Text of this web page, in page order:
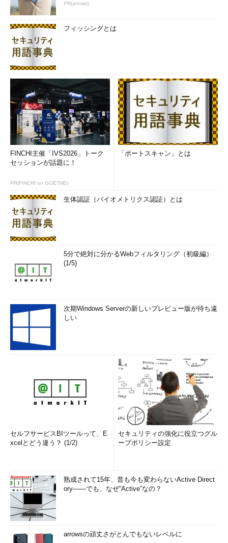
PR(arrows)
フィッシングとは
FINCHI主催「IVS2026」トーク
セッションが話題に！
PR(FINCHI on GOETHE)
「ポートスキャン」とは
生体認証（バイオメトリクス認証）とは
5分で絶対に分かるWebフィルタリング（初級編）
(1/5)
次期Windows Serverの新しいプレビュー版が待ち遠
しい
セルフサービスBIツールって、E
xcelとどう違う？ (1/2)
セキュリティの強化に役立つグル
ープポリシー設定
熟成されて15年、昔も今も変わらないActive Direct
ory――でも、なぜ“Active”なの？
arrowsの頑丈さがとんでもないレベルに